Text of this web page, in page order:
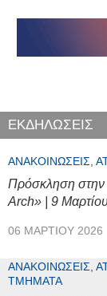
ΕΚΔΗΛΩΣΕΙΣ
ΑΝΑΚΟΙΝΏΣΕΙΣ,
Πρόσκληση στην
Arch» | 9
06 ΜΑΡΤΊΟΥ 2026
ΑΝΑΚΟΙΝΏΣΕΙΣ,
ΤΜΉΜΑΤΑ